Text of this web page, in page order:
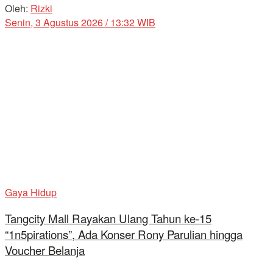
Oleh: Rizki
Senin, 3 Agustus 2026 / 13:32 WIB
Gaya Hidup
Tangcity Mall Rayakan Ulang Tahun ke-15
“1n5pirations”, Ada Konser Rony Parulian hingga
Voucher Belanja